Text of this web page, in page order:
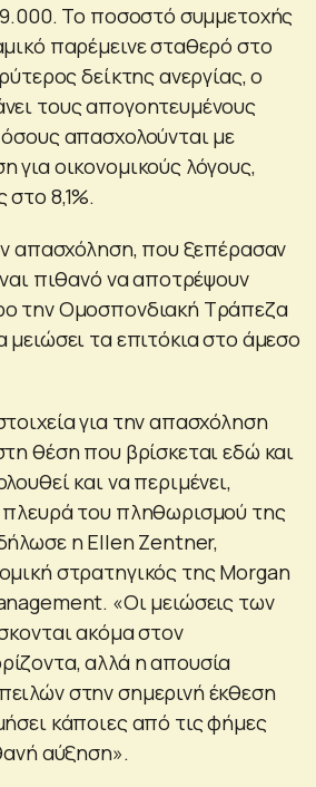
Το ποσοστό συμμετοχής
παρέμεινε σταθερό στο
δείκτης ανεργίας, ο
τους απογοητευμένους
απασχολούνται με
για οικονομικούς λόγους,
8,1%.
απασχόληση, που ξεπέρασαν
πιθανό να αποτρέψουν
την Ομοσπονδιακή Τράπεζα
τα επιτόκια στο άμεσο
για την απασχόληση
θέση που βρίσκεται εδώ και
και να περιμένει,
πλευρά του πληθωρισμού της
η Ellen Zentner,
στρατηγικός της Morgan
«Οι μειώσεις των
ακόμα στον
αλλά η απουσία
στην σημερινή έκθεση
κάποιες από τις φήμες
αύξηση».